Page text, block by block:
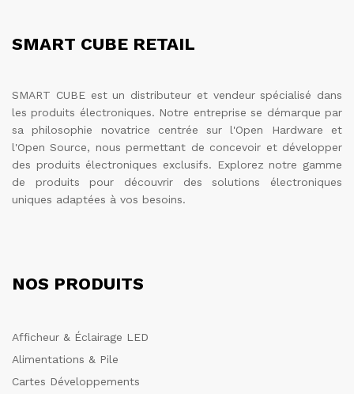
SMART CUBE RETAIL
SMART CUBE est un distributeur et vendeur spécialisé dans
les produits électroniques. Notre entreprise se démarque par
sa philosophie novatrice centrée sur l'Open Hardware et
l'Open Source, nous permettant de concevoir et développer
des produits électroniques exclusifs. Explorez notre gamme
de produits pour découvrir des solutions électroniques
uniques adaptées à vos besoins.
NOS PRODUITS
Afficheur & Éclairage LED
Alimentations & Pile
Cartes Développements